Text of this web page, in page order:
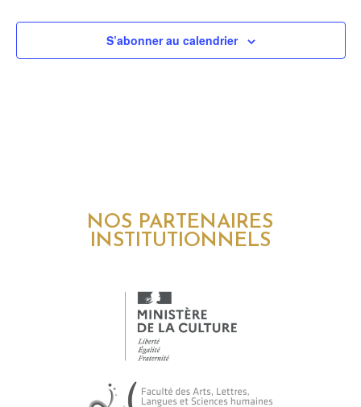
S’abonner au calendrier
NOS PARTENAIRES
INSTITUTIONNELS